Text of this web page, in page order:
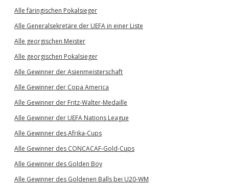
Alle färingischen Pokalsieger
Alle Generalsekretäre der UEFA in einer Liste
Alle georgischen Meister
Alle georgischen Pokalsieger
Alle Gewinner der Asienmeisterschaft
Alle Gewinner der Copa America
Alle Gewinner der Fritz-Walter-Medaille
Alle Gewinner der UEFA Nations League
Alle Gewinner des Afrika-Cups
Alle Gewinner des CONCACAF-Gold-Cups
Alle Gewinner des Golden Boy
Alle Gewinner des Goldenen Balls bei U20-WM